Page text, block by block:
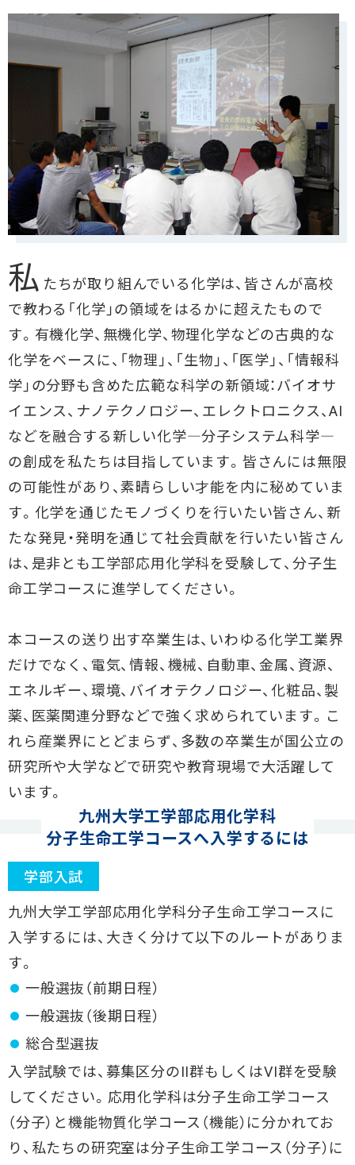
私 たちが取り組んでいる化学は、皆さんが高校
で教わる「化学」の領域をはるかに超えたもので
す。有機化学、無機化学、物理化学などの古典的な
化学をベースに、「物理」、「生物」、「医学」、「情報科
学」の分野も含めた広範な科学の新領域：バイオサ
イエンス、ナノテクノロジー、エレクトロニクス、AI
などを融合する新しい化学―分子システム科学―
の創成を私たちは目指しています。皆さんには無限
の可能性があり、素晴らしい才能を内に秘めていま
す。化学を通じたモノづくりを行いたい皆さん、新
たな発見・発明を通じて社会貢献を行いたい皆さん
は、是非とも工学部応用化学科を受験して、分子生
命工学コースに進学してください。
本コースの送り出す卒業生は、いわゆる化学工業界
だけでなく、電気、情報、機械、自動車、金属、資源、
エネルギー、環境、バイオテクノロジー、化粧品、製
薬、医薬関連分野などで強く求められています。こ
れら産業界にとどまらず、多数の卒業生が国公立の
研究所や大学などで研究や教育現場で大活躍して
います。
九州大学工学部応用化学科
分子生命工学コースへ入学するには
学部入試
九州大学工学部応用化学科分子生命工学コースに
入学するには、大きく分けて以下のルートがありま
す。
一般選抜（前期日程）
一般選抜（後期日程）
総合型選抜
入学試験では、募集区分のII群もしくはVI群を受験
してください。応用化学科は分子生命工学コース
（分子）と機能物質化学コース（機能）に分かれてお
り、私たちの研究室は分子生命工学コース（分子）に